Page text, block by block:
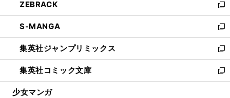
く
で
開
く
ド
ウ
で
開
く
ィ
ン
ド
ウ
で
開
く
い
ウ
ィ
ン
ド
ウ
で
開
ZEBRACK
新
し
い
ウ
ィ
ン
ド
ウ
S-MANGA
新
し
い
ウ
ィ
ン
集英社ジャンプリミックス
新
し
い
ウ
集英社コミック文庫
新
し
少女マンガ